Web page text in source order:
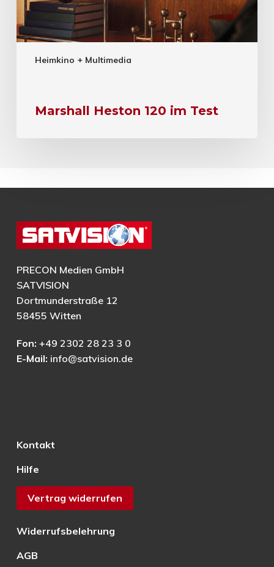
Heimkino + Multimedia
Marshall Heston 120 im Test
PRECON Medien GmbH
SATVISION
Dortmunderstraße 12
58455 Witten
Fon: +49 2302 28 23 3 0
E-Mail: info@satvision.de
Kontakt
Hilfe
Vertrag widerrufen
Widerrufsbelehrung
AGB